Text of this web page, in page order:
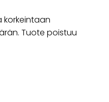
Tuote poistuu